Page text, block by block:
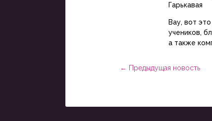
Гарькавая
Вау, вот
учеников,
а также
← Предыдущая новость